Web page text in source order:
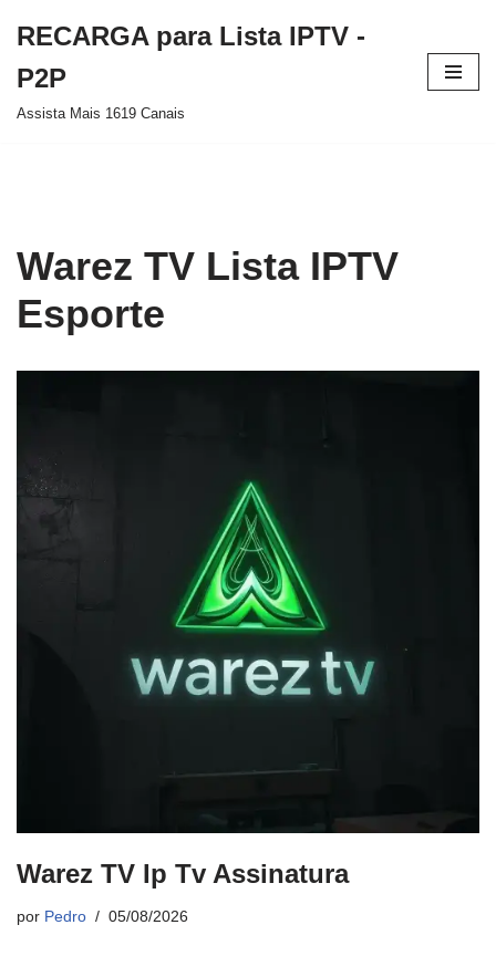
para
o
RECARGA para Lista IPTV -
P2P
Assista Mais 1619 Canais
Warez TV Lista IPTV
Esporte
Warez TV Ip Tv Assinatura
por Pedro 05/08/2026